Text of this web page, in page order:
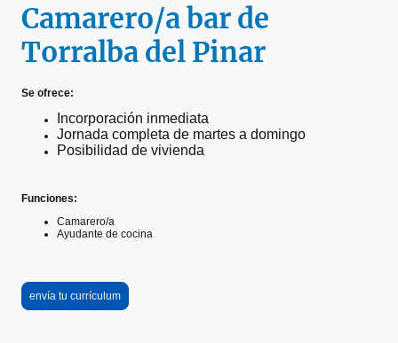
Camarero/a bar de
Torralba del Pinar
Se ofrece:
Incorporación inmediata
Jornada completa de martes a domingo
Posibilidad de vivienda
Funciones:
Camarero/a
Ayudante de cocina
envía tu currículum